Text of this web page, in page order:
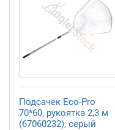
Подсачек Eco-Pro
70*60, рукоятка 2,3 м
(67060232), серый